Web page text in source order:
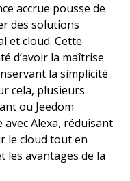
accrue pousse de
des solutions
et cloud. Cette
d’avoir la maîtrise
la simplicité
cela, plusieurs
ou Jeedom
Alexa, réduisant
le cloud tout en
les avantages de la